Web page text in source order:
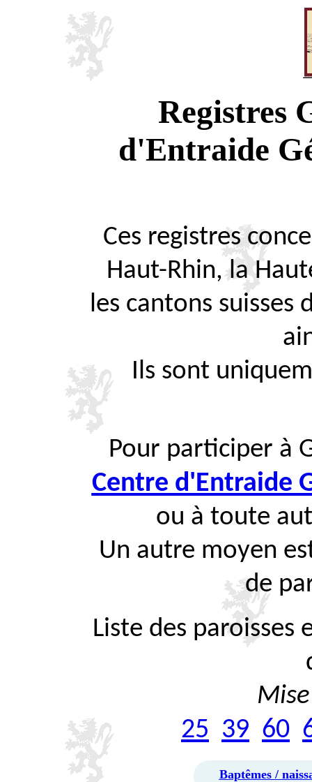
Registres
d'Entraide
Ces registres
Haut-Rhin, la
les cantons suisses
Ils sont
Pour participer à
Centre d'Entraide
ou à toute
Un autre moyen
de
Liste des paroisses
25 39 60
Baptêmes /